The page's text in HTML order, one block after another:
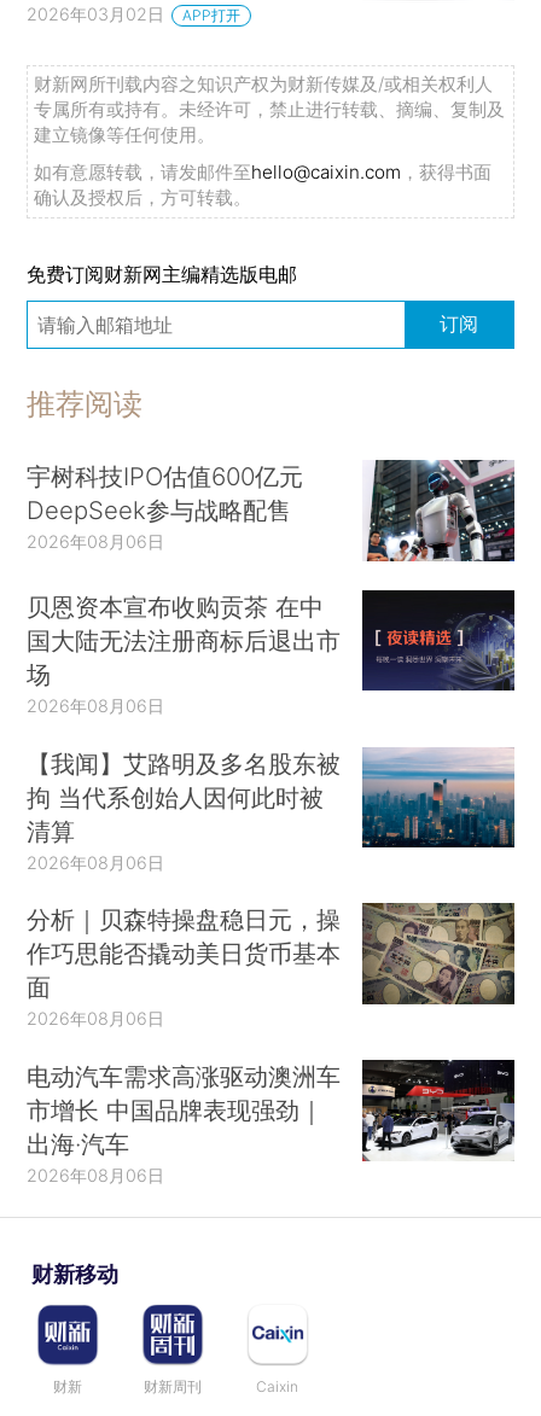
2026年03月02日 APP打开
财新网所刊载内容之知识产权为财新传媒及/或相关权利人
专属所有或持有。未经许可，禁止进行转载、摘编、复制及
建立镜像等任何使用。
如有意愿转载，请发邮件至hello@caixin.com ，获得书面
确认及授权后，方可转载。
免费订阅财新网主编精选版电邮
订阅
推荐阅读
宇树科技IPO估值600亿元
DeepSeek参与战略配售
2026年08月06日
贝恩资本宣布收购贡茶 在中
国大陆无法注册商标后退出市
场
2026年08月06日
【我闻】艾路明及多名股东被
拘 当代系创始人因何此时被
清算
2026年08月06日
分析｜贝森特操盘稳日元，操
作巧思能否撬动美日货币基本
面
2026年08月06日
电动汽车需求高涨驱动澳洲车
市增长 中国品牌表现强劲｜
出海·汽车
2026年08月06日
财新移动
财新 财新周刊 Caixin